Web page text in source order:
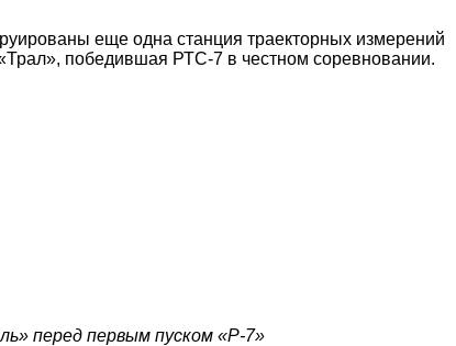
еще одна станция траекторных измерений
победившая РТС-7 в честном соревновании.
перед первым пуском «Р-7»